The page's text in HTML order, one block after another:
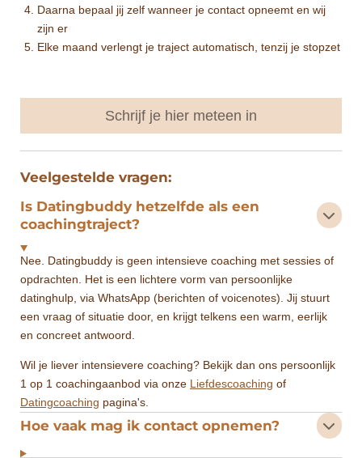
Daarna bepaal jij zelf wanneer je contact opneemt en wij
zijn er
Elke maand verlengt je traject automatisch, tenzij je stopzet
Schrijf je hier meteen in
Veelgestelde vragen:
Is Datingbuddy hetzelfde als een
coachingtraject?
Nee. Datingbuddy is geen intensieve coaching met sessies of
opdrachten. Het is een lichtere vorm van persoonlijke
datinghulp, via WhatsApp (berichten of voicenotes). Jij stuurt
een vraag of situatie door, en krijgt telkens een warm, eerlijk
en concreet antwoord.
Wil je liever intensievere coaching? Bekijk dan ons persoonlijk
1 op 1 coachingaanbod via onze Liefdescoaching of
Datingcoaching pagina's.
Hoe vaak mag ik contact opnemen?